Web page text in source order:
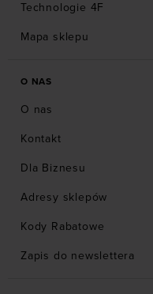
Technologie 4F
Mapa sklepu
O NAS
O nas
Kontakt
Dla Biznesu
Adresy sklepów
Kody Rabatowe
Zapis do newslettera